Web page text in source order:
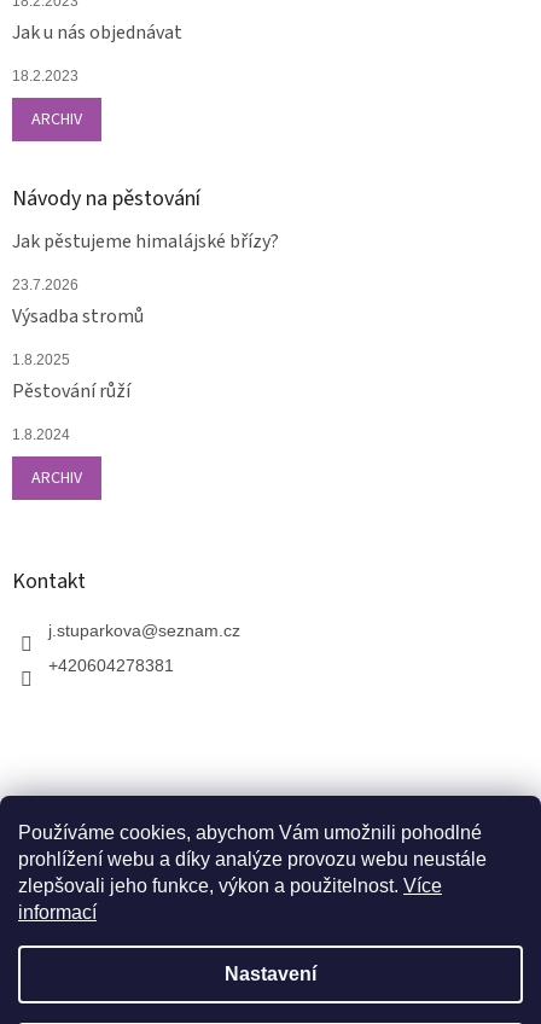
Používáme cookies, abychom Vám umožnili pohodlné
prohlížení webu a díky analýze provozu webu neustále
zlepšovali jeho funkce, výkon a použitelnost. Více
informací
Nastavení
V zahradnictví je možné osobně vybírat stromy a
dopravou. Otevřeno máme ve středu, v pátek a v neděli
Jak u nás objednávat
18.2.2023
ARCHIV
Návody na pěstování
Jak pěstujeme himalájské břízy?
23.7.2026
Výsadba stromů
1.8.2025
Pěstování růží
1.8.2024
ARCHIV
Kontakt
j.stuparkova@seznam.cz
+420604278381